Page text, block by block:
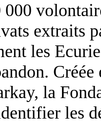
000
extraits
les
la
les